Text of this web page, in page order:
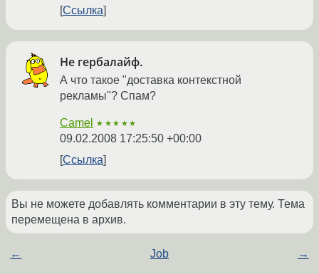
Ссылка
Не гербалайф.
А что такое "доставка контекстной
рекламы"? Спам?
Camel ★★★★★
09.02.2008 17:25:50 +00:00
Ссылка
Вы не можете добавлять комментарии в эту тему. Тема
перемещена в архив.
← Job →